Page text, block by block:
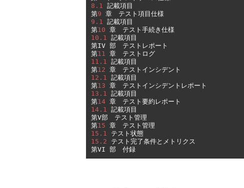
8.1 記載項目
第9 章　テスト項目仕様
9.1 記載項目
第10 章　テスト手続き仕様
10.1 記載項目
第IV 部　テストレポート
第11 章　テストログ
11.1 記載項目
第12 章　テストインシデント
12.1 記載項目
第13 章　テストインシデントレポート
13.1 記載項目
第14 章　テスト要約レポート
14.1 記載項目
第V部　テスト管理
第15 章　テスト管理
15.1
テスト状態
15.2
テスト完了条件とメトリクス
第VI 部　付録